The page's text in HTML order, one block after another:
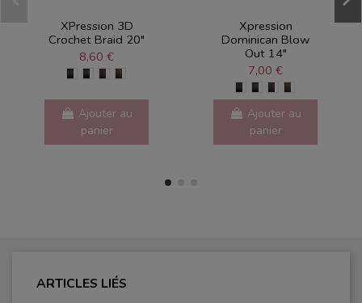
XPression 3D
Crochet Braid 20"
8,60 €
Ajouter au
panier
Xpression
Dominican Blow
Out 14"
7,00 €
Ajouter au
panier
ARTICLES LIÉS